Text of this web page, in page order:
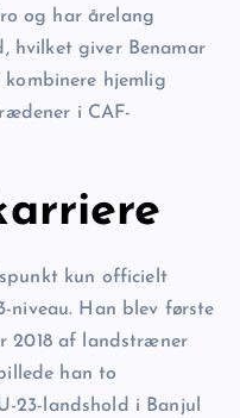
og har årelang
hvilket giver Benamar
hjemlig
i CAF-
kun officielt
niveau. Han blev første
2018 af landstræner
han to
23-landshold i Banjul